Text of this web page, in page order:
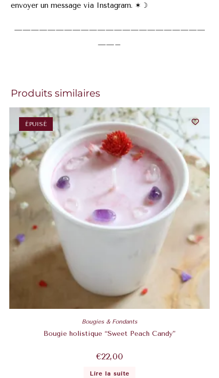
envoyer un message via Instagram. ✶ ☽
———————————————————————
——–
Produits similaires
ÉPUISÉ
Bougies & Fondants
Bougie holistique “Sweet Peach Candy”
€22,00
Lire la suite